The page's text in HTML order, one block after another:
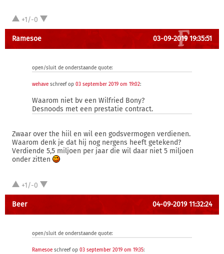
+1/-0
Ramesoe 03-09-2019 19:35:51
open/sluit de onderstaande quote:
wehave schreef op 03 september 2019 om 19:02:
Waarom niet bv een Wilfried Bony?
Desnoods met een prestatie contract.
Zwaar over the hiil en wil een godsvermogen verdienen.
Waarom denk je dat hij nog nergens heeft getekend?
Verdiende 5,5 miljoen per jaar die wil daar niet 5 miljoen
onder zitten
+1/-0
Beer 04-09-2019 11:32:24
open/sluit de onderstaande quote:
Ramesoe schreef op 03 september 2019 om 19:35: